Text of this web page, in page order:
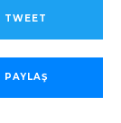
TWEET
PAYLAŞ